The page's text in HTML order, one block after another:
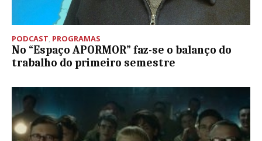
PODCAST, PROGRAMAS
No “Espaço APORMOR” faz-se o balanço do
trabalho do primeiro semestre